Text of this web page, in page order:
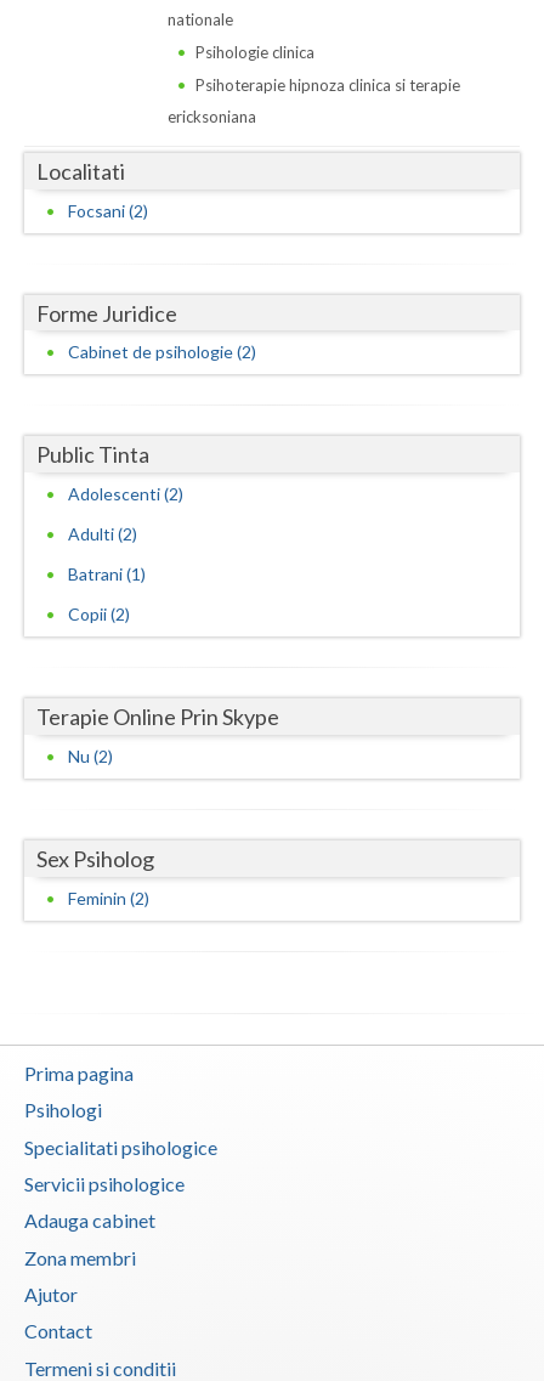
Neamt
Olt
Salaj
Satu-Mare
Suceava
Teleorman
Timis
Valcea
Vrancea
nationale
Psihologie clinica
Psihoterapie hipnoza clinica si terapie
ericksoniana
Localitati
Focsani (2)
Forme Juridice
Cabinet de psihologie (2)
Public Tinta
Adolescenti (2)
Adulti (2)
Batrani (1)
Copii (2)
Terapie Online Prin Skype
Nu (2)
Sex Psiholog
Feminin (2)
Prima pagina
Psihologi
Specialitati psihologice
Servicii psihologice
Adauga cabinet
Zona membri
Ajutor
Contact
Termeni si conditii